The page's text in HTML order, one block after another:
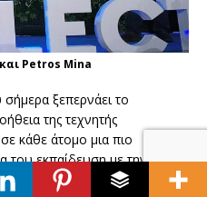
Petros Mina
ξεπερνάει το
της τεχνητής
κάθε άτομο μια πιο
του εκπαίδευση με την
νοημοσύνης
Soffos.ai